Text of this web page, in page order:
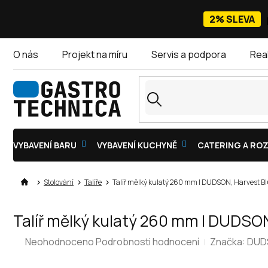
2% SLEVA
O nás Projekt na míru Servis a podpora
VYBAVENÍ BARU VYBAVENÍ KUCHYNĚ CATERING A
Stolování Talíře Talíř mělký kulatý 260 mm | DUDSON, Harvest
Talíř mělký kulatý 260 mm |
Průměrné
NeohodnocenoPodrobnosti hodnocení Značka: